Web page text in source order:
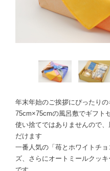
年末年始のご挨拶にぴったり
75cm×75cmの風呂敷でギフト
使い捨てではありませんので
だけます
一番人気の「苺とホワイトチ
ズ、さらにオートミールクッ